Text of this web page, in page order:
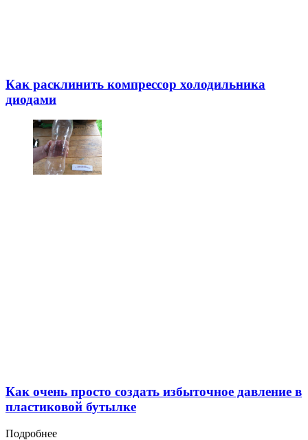
Как расклинить компрессор холодильника
диодами
Как очень просто создать избыточное давление в
пластиковой бутылке
Подробнее